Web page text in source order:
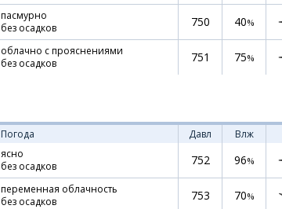
пасмурно
без осадков
750 40%
облачно с прояснениями
без осадков
751 75%
Погода Давл Влж
ясно
без осадков
752 96%
переменная облачность
без осадков
753 70%